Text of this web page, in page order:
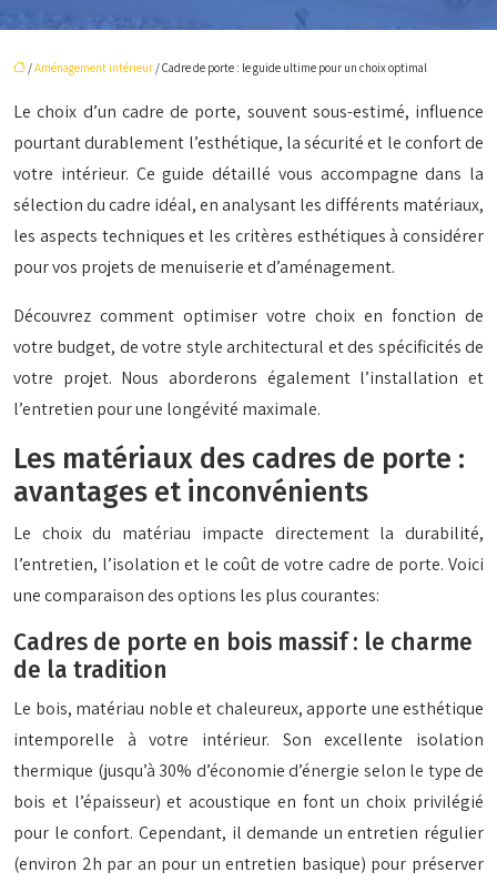
/Aménagement intérieur / Cadre de porte : le guide ultime pour un choix optimal
Le choix d’un cadre de porte, souvent sous-estimé, influence
pourtant durablement l’esthétique, la sécurité et le confort de
votre intérieur. Ce guide détaillé vous accompagne dans la
sélection du cadre idéal, en analysant les différents matériaux,
les aspects techniques et les critères esthétiques à considérer
pour vos projets de menuiserie et d’aménagement.
Découvrez comment optimiser votre choix en fonction de
votre budget, de votre style architectural et des spécificités de
votre projet. Nous aborderons également l’installation et
l’entretien pour une longévité maximale.
Les matériaux des cadres de porte :
avantages et inconvénients
Le choix du matériau impacte directement la durabilité,
l’entretien, l’isolation et le coût de votre cadre de porte. Voici
une comparaison des options les plus courantes:
Cadres de porte en bois massif : le charme
de la tradition
Le bois, matériau noble et chaleureux, apporte une esthétique
intemporelle à votre intérieur. Son excellente isolation
thermique (jusqu’à 30% d’économie d’énergie selon le type de
bois et l’épaisseur) et acoustique en font un choix privilégié
pour le confort. Cependant, il demande un entretien régulier
(environ 2h par an pour un entretien basique) pour préserver